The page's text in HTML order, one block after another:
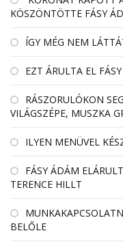
KÖSZÖNTÖTTE FÁSY
ÍGY MÉG NEM
EZT ÁRULTA EL
RÁSZORULÓKON
VILÁGSZÉPE, MUSZKA
ILYEN MENÜVEL
FÁSY ÁDÁM
TERENCE HILLT
BELŐLE